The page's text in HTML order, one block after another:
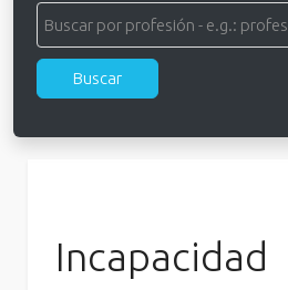
Incapacidad